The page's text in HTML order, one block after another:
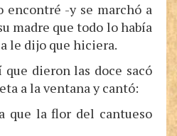
encontré -y se marchó a
madre que todo lo había
le dijo que hiciera.
dieron las doce sacó
a la ventana y cantó:
que la flor del cantueso